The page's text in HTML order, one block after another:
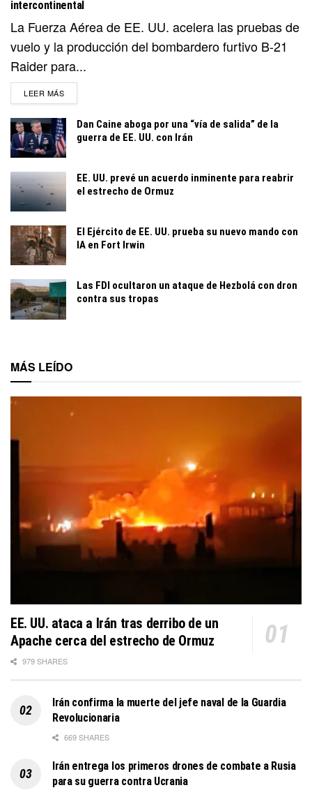
intercontinental
La Fuerza Aérea de EE. UU. acelera las pruebas de
vuelo y la producción del bombardero furtivo B-21
Raider para...
LEER MÁSDETAILS
Dan Caine aboga por una “vía de salida” de la
guerra de EE. UU. con Irán
EE. UU. prevé un acuerdo inminente para reabrir
el estrecho de Ormuz
El Ejército de EE. UU. prueba su nuevo mando con
IA en Fort Irwin
Las FDI ocultaron un ataque de Hezbolá con dron
contra sus tropas
MÁS LEÍDO
EE. UU. ataca a Irán tras derribo de un
Apache cerca del estrecho de Ormuz
979 SHARES
Irán confirma la muerte del jefe naval de la Guardia
Revolucionaria
669 SHARES
Irán entrega los primeros drones de combate a Rusia
para su guerra contra Ucrania